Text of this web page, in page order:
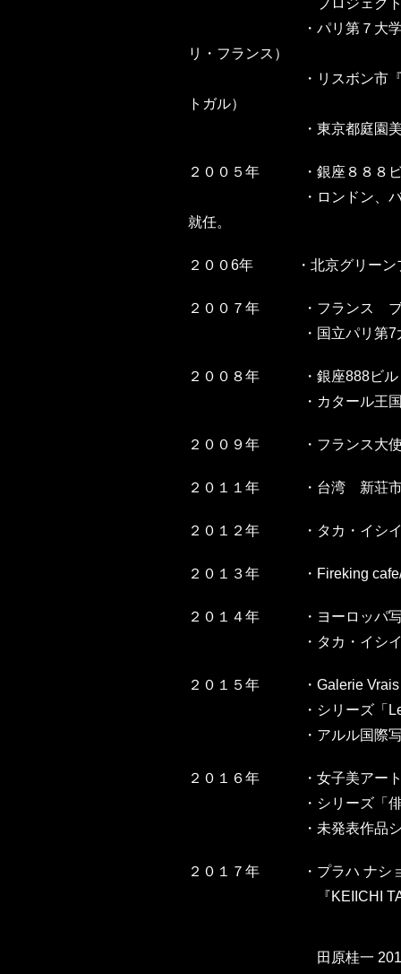
プロジェクト
・ パリ第７大
リ・フランス）
・ リスボン市
トガル）
・ 東京都庭園
２００５年 ・ 銀座８８８
・ ロンドン、
就任。
２００6年 ・ 北京グリー
２００７年 ・ フランス
・ 国立パリ第
２００８年 ・ 銀座888ビ
・ カタール王
２００９年 ・フランス
２０１１年 ・ 台湾 新荘市
２０１２年 ・ タカ・イシ
２０１３年 ・ Fireking
２０１４年 ・ ヨーロッパ
・ タカ・イシ
２０１５年 ・ Galerie
・ シリーズ「
・ アルル国際
２０１６年
・女子美アー
・ シリーズ「
・ 未発表作品
２０１７年 ・プラハ ナショ
『KEIICHI TAHARA:
田原桂一 2017年6月